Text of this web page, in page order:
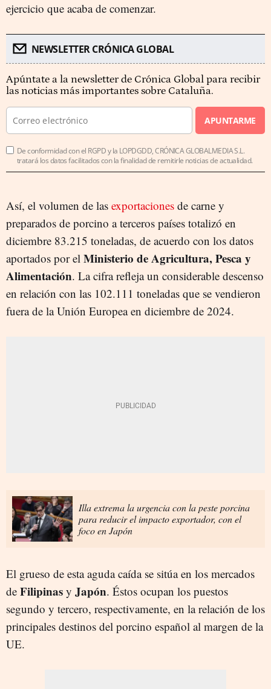
ejercicio que acaba de comenzar.
NEWSLETTER CRÓNICA GLOBAL
Apúntate a la newsletter de Crónica Global para recibir
las noticias más importantes sobre Cataluña.
APUNTARME
De conformidad con el RGPD y la LOPDGDD, CRÓNICA GLOBALMEDIA S.L.
tratará los datos facilitados con la finalidad de remitirle noticias de actualidad.
Así, el volumen de las exportaciones de carne y
preparados de porcino a terceros países totalizó en
diciembre 83.215 toneladas, de acuerdo con los datos
aportados por el Ministerio de Agricultura, Pesca y
Alimentación. La cifra refleja un considerable descenso
en relación con las 102.111 toneladas que se vendieron
fuera de la Unión Europea en diciembre de 2024.
Illa extrema la urgencia con la peste porcina
para reducir el impacto exportador, con el
foco en Japón
El grueso de esta aguda caída se sitúa en los mercados
de Filipinas y Japón. Éstos ocupan los puestos
segundo y tercero, respectivamente, en la relación de los
principales destinos del porcino español al margen de la
UE.